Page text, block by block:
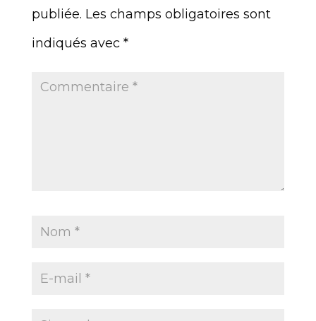
publiée. Les champs obligatoires sont
indiqués avec *